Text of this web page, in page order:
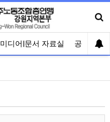
미디어|문서 자료실 공유게시